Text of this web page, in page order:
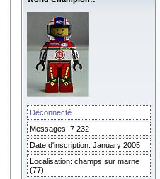
Déconnecté
Messages: 7 232
Date d'inscription: January 2005
Localisation: champs sur marne
(77)